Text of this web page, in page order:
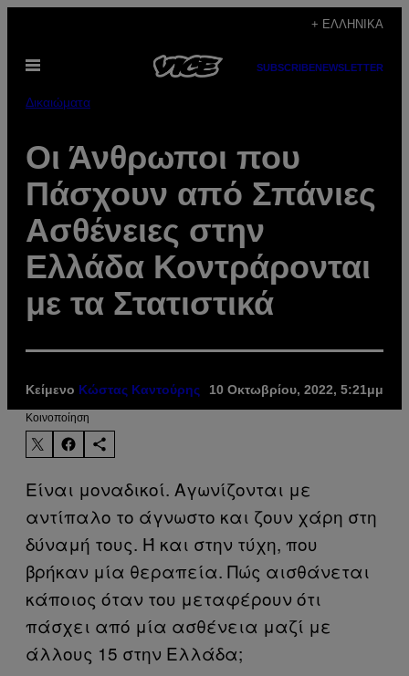
περιεχόμενο
+ ΕΛΛΗΝΙΚΆ
Ανοίξτε
SUBSCRIBENEWSLETTER
Δικαιώματα
Οι Άνθρωποι που
Πάσχουν από Σπάνιες
Ασθένειες στην
Ελλάδα Κοντράρονται
με τα Στατιστικά
Κείμενο Κώστας Καντούρης 10 Οκτωβρίου, 2022, 5:21μμ
Kοινοποίηση
Είναι μοναδικοί. Αγωνίζονται με
αντίπαλο το άγνωστο και ζουν χάρη στη
δύναμή τους. Ή και στην τύχη, που
βρήκαν μία θεραπεία. Πώς αισθάνεται
κάποιος όταν του μεταφέρουν ότι
πάσχει από μία ασθένεια μαζί με
άλλους 15 στην Ελλάδα;